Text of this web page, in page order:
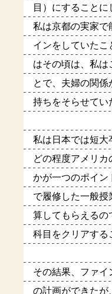
目）にすることに
私は京都の実家で
インをしていたこ
はその頃は、私は
とで、夫婦の関
持ちをそらせてい
私は日本では短大
どの程度アメリカ
かが一つのポイン
で履修した一般授
算してもらえるの
科目をクリアする
その結果、ファイ
の計画ができたが